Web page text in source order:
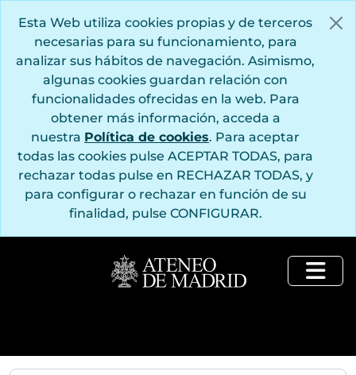
Esta Web utiliza cookies propias y de terceros
necesarias para su funcionamiento, para
analizar sus hábitos de navegación. Asimismo,
algunas cookies guardan relación con
funcionalidades ofrecidas en la web. Para
obtener más información, acceda a
nuestra Política de cookies. Para aceptar
todas las cookies pulse ACEPTAR TODAS, para
rechazar todas pulse en RECHAZAR TODAS, y
para configurar o rechazar en función de su
finalidad, pulse CONFIGURAR.